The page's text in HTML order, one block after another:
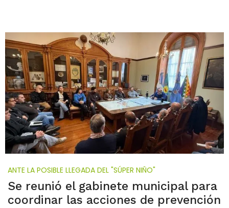
ANTE LA POSIBLE LLEGADA DEL "SÚPER NIÑO"
Se reunió el gabinete municipal para
coordinar las acciones de prevención